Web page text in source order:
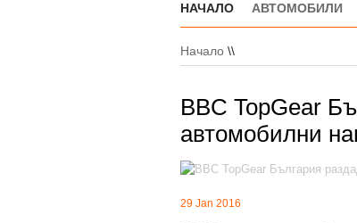
НАЧАЛО АВТОМОБИЛИ
Начало \\
BBC TopGear
автомобилни
29 Jan 2016